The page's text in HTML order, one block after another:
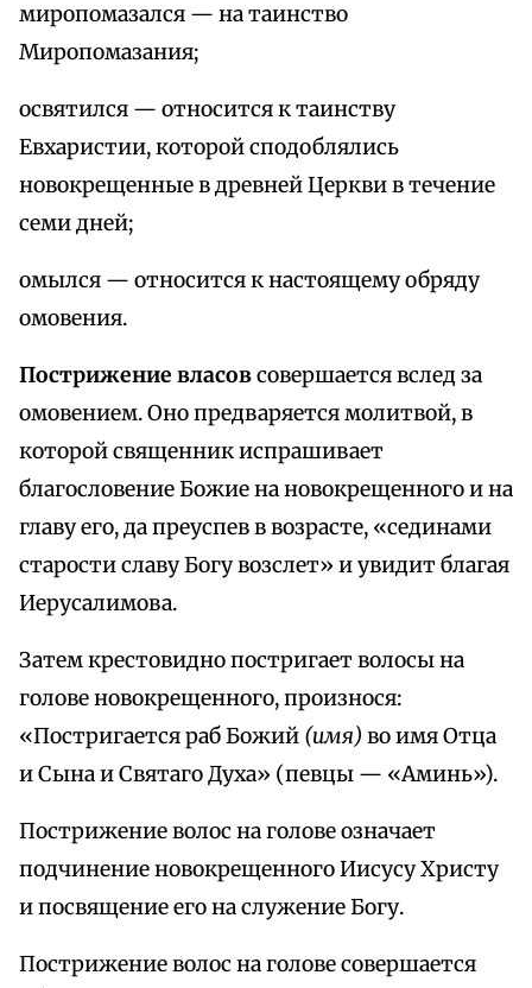
миропомазался — на таинство
Миропомазания;
освятился — относится к таинству
Евхаристии, которой сподоблялись
новокрещенные в древней Церкви в течение
семи дней;
омылся — относится к настоящему обряду
омовения.
Пострижение власовсовершается вслед за
омовением. Оно предваряется молитвой, в
которой священник испрашивает
благословение Божие на новокрещенного и на
главу его, да преуспев в возрасте, «сединами
старости славу Богу возслет» и увидит благая
Иерусалимова.
Затем крестовидно постригает волосы на
голове новокрещенного, произнося:
«Постригается раб Божий (имя) во имя Отца
и Сына и Святаго Духа» (певцы — «Аминь»).
Пострижение волос на голове означает
подчинение новокрещенного Иисусу Христу
и посвящение его на служение Богу.
Пострижение волос на голове совершается